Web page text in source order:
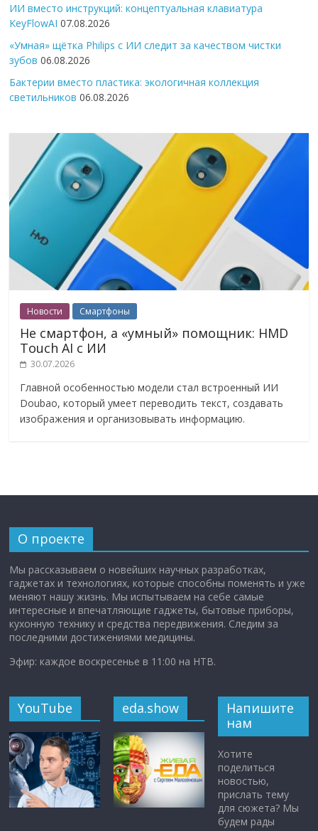
ИИ вместо инструкций: концептуальная клавиатура
KeyFlowAI 07.08.2026
«Умная» щётка Philips с ИИ следит за качеством чистки
зубов 06.08.2026
Бактерии вместо пластика: экологичная коллекция
светильников 06.08.2026
Новости Смартфоны
Не смартфон, а «умный» помощник: HMD
Touch AI с ИИ
30.07.2026
Главной особенностью модели стал встроенный ИИ
Doubao, который умеет переводить текст, создавать
изображения и организовывать информацию.
О проекте
Мы рассказываем о новейших научных разработках,
гаджетах и технологиях, которые способны поменять и уже
меняют нашу жизнь. Мы испытываем на себе самые
интересные и впечатляющие гаджеты, бытовые приборы,
кухонную технику и средства передвижения. Следим за
последними достижениями медицины.
Эфир: каждое воскресенье в 11:00 на НТВ.
YouTube eda.show
Напишите
нам
Хотите
поделиться
новостью,
прислать тему
для сюжета? Мы
будем рады